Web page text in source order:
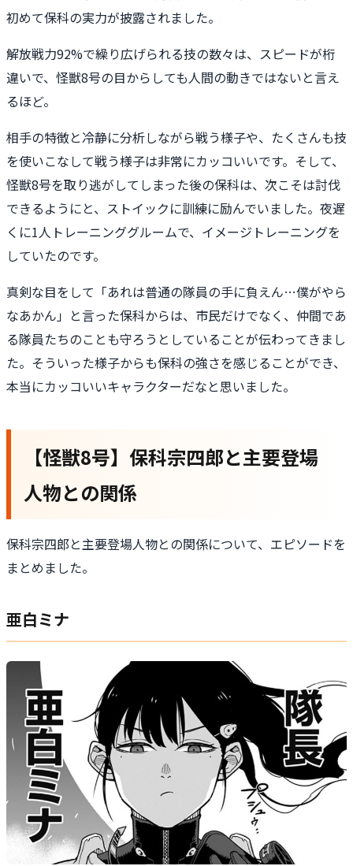
初めて保科の実力が披露されました。
解放戦力92%で繰り広げられる技の数々は、スピードが桁
違いで、怪獣8号の目からしても人間の動きではないと言え
るほど。
相手の特徴と冷静に分析しながら戦う様子や、たくさんも技
を使いこなして戦う様子は非常にカッコいいです。そして、
怪獣8号を取り逃がしてしまった後の保科は、次こそは討伐
できるようにと、ストイックに訓練に励んでいました。夜遅
くに1人トレーニンググルームで、イメージトレーニングを
していたのです。
真剣な目をして「あれは普通の隊員の手に負えん…僕がやら
なあかん」と言った保科からは、市民だけでなく、仲間であ
る隊員たちのことも守ろうとしていることが伝わってきまし
た。そういった様子からも保科の強さを感じることができ、
本当にカッコいいキャラクターだなと思いました。
【怪獣8号】保科宗四郎と主要登場
人物との関係
保科宗四郎と主要登場人物との関係について、エピソードを
まとめました。
亜白ミナ